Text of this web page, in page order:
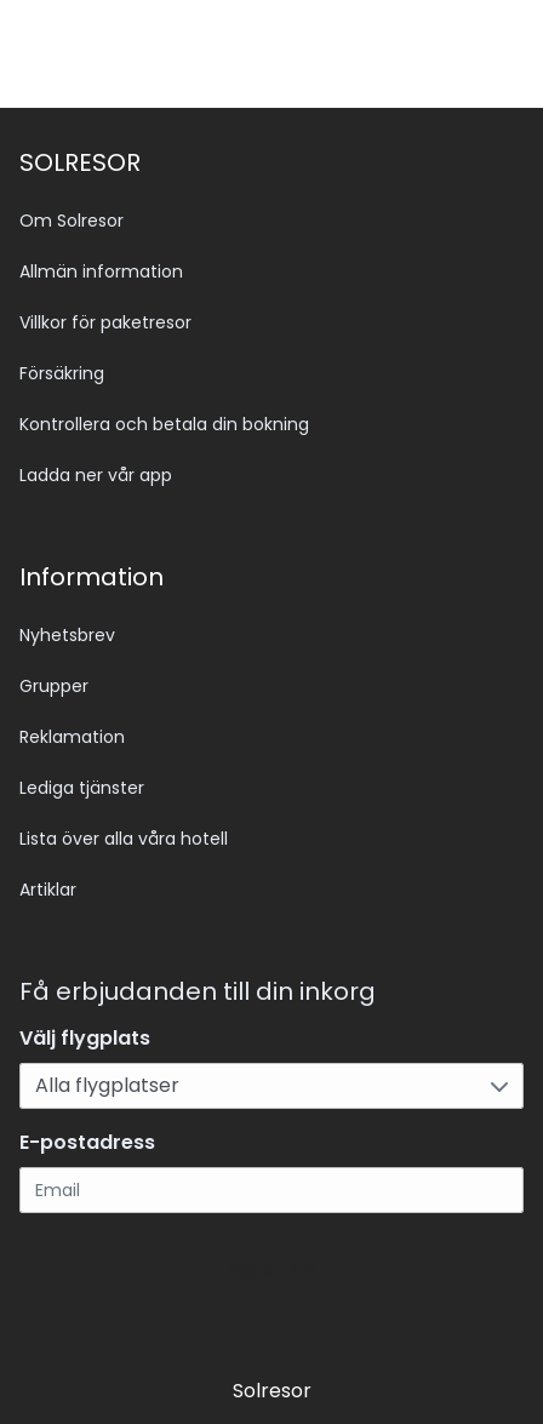
SOLRESOR
Om Solresor
Allmän information
Villkor för paketresor
Försäkring
Kontrollera och betala din bokning
Ladda ner vår app
Information
Nyhetsbrev
Grupper
Reklamation
Lediga tjänster
Lista över alla våra hotell
Artiklar
Få erbjudanden till din inkorg
Välj flygplats
E-postadress
Solresor